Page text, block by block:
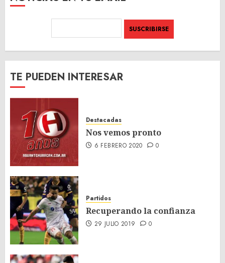
TE PUEDEN INTERESAR
Destacadas
Nos vemos pronto
6 FEBRERO 2020 0
Partidos
Recuperando la confianza
29 JULIO 2019 0